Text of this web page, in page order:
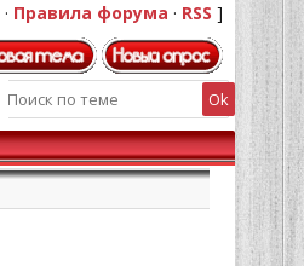
· Правила форума · RSS ]